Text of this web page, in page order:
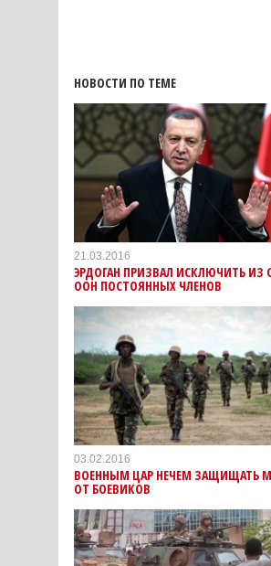
НОВОСТИ ПО ТЕМЕ
21.03.2016
ЭРДОГАН ПРИЗВАЛ ИСКЛЮЧИТЬ ИЗ
ООН ПОСТОЯННЫХ ЧЛЕНОВ
03.02.2016
ВОЕННЫМ ЦАР НЕЧЕМ ЗАЩИЩАТЬ
ОТ БОЕВИКОВ